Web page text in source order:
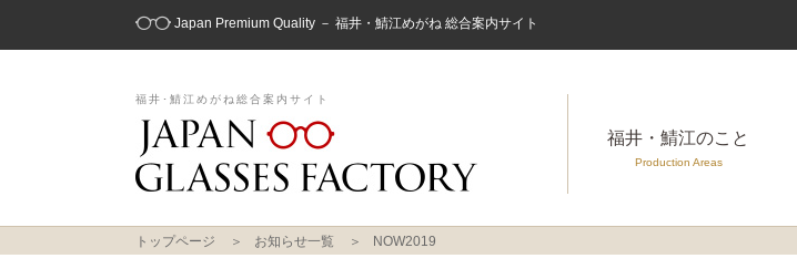
Japan Premium Quality － 福井・鯖江めがね 総合案内サイト
福井･鯖江めがね総合案内サイト
福井・鯖江のこと
Production Areas
トップページ お知らせ一覧 NOW2019